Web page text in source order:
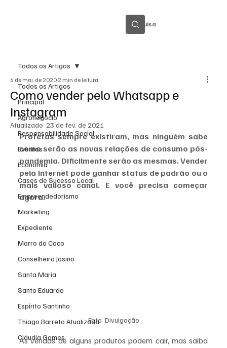
Pesquisa
Todos os Artigos
Principal
Agronegócio
Responsabilidade Social
Eventos
Economia
Cases de Sucesso Local
Empreendedorismo
Marketing
Expediente
Morro do Coco
Conselheiro Josino
Santa Maria
Santo Eduardo
Espírito Santinho
Thiago Barreto Atualizada
Cláudia Gomes
Todos os Artigos
Como vender pelo Whatsapp e
Instagram
6 de mai. de 2020 2 min de leitura
Atualizado: 23 de fev. de 2021
Profetas sempre existiram, mas ninguém sabe
como serão as novas relações de consumo pós-
pandemia. Dificilmente serão as mesmas. Vender
pela Internet pode ganhar status de padrão ou o
mais valioso canal. E você precisa começar
agora.
Foto: Divulgação
As vendas de alguns produtos podem cair, mas saiba